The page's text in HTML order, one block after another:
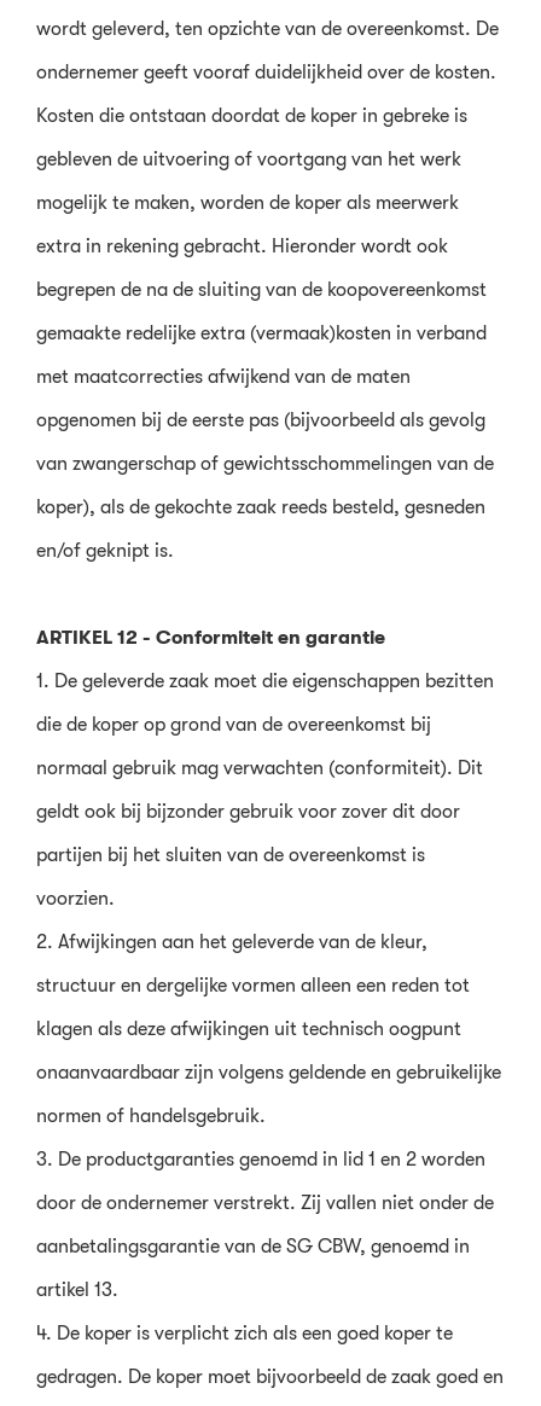
wordt geleverd, ten opzichte van de overeenkomst. De
ondernemer geeft vooraf duidelijkheid over de kosten.
Kosten die ontstaan doordat de koper in gebreke is
gebleven de uitvoering of voortgang van het werk
mogelijk te maken, worden de koper als meerwerk
extra in rekening gebracht. Hieronder wordt ook
begrepen de na de sluiting van de koopovereenkomst
gemaakte redelijke extra (vermaak)kosten in verband
met maatcorrecties afwijkend van de maten
opgenomen bij de eerste pas (bijvoorbeeld als gevolg
van zwangerschap of gewichtsschommelingen van de
koper), als de gekochte zaak reeds besteld, gesneden
en/of geknipt is.
ARTIKEL 12 - Conformiteit en garantie
1. De geleverde zaak moet die eigenschappen bezitten
die de koper op grond van de overeenkomst bij
normaal gebruik mag verwachten (conformiteit). Dit
geldt ook bij bijzonder gebruik voor zover dit door
partijen bij het sluiten van de overeenkomst is
voorzien.
2. Afwijkingen aan het geleverde van de kleur,
structuur en dergelijke vormen alleen een reden tot
klagen als deze afwijkingen uit technisch oogpunt
onaanvaardbaar zijn volgens geldende en gebruikelijke
normen of handelsgebruik.
3. De productgaranties genoemd in lid 1 en 2 worden
door de ondernemer verstrekt. Zij vallen niet onder de
aanbetalingsgarantie van de SG CBW, genoemd in
artikel 13.
4. De koper is verplicht zich als een goed koper te
gedragen. De koper moet bijvoorbeeld de zaak goed en